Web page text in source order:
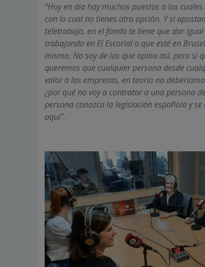
“Hoy en día hay muchos puestos a los
con lo cual no tienes otra opción. Y si
teletrabajo, en el fondo te tiene que dar
trabajando en El Escorial o que esté en
mismo. No soy de los que opina así, pero si
queremos que cualquier persona desde
valor a las empresas, en teoría no
¿por qué no voy a contratar a una persona
persona conozca la legislación española y
aquí”.